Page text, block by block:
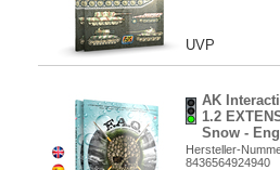
UVP
AK
1.2
Snow -
Hersteller-
8436564924940